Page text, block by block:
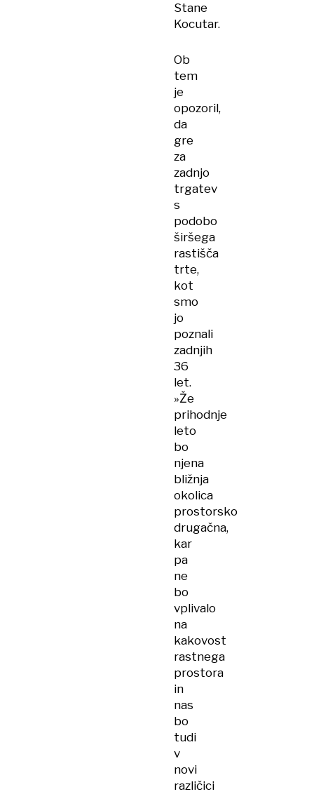
Stane
Kocutar.
Ob
tem
je
opozoril,
da
gre
za
zadnjo
trgatev
s
podobo
širšega
rastišča
trte,
kot
smo
jo
poznali
zadnjih
36
let.
»Že
prihodnje
leto
bo
njena
bližnja
okolica
prostorsko
drugačna,
kar
pa
ne
bo
vplivalo
na
kakovost
rastnega
prostora
in
nas
bo
tudi
v
novi
različici